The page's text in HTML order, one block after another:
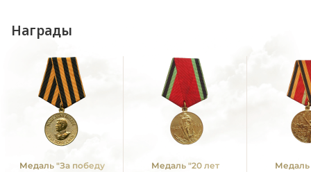
Награды
Медаль "За победу
Медаль "20 лет
Медаль